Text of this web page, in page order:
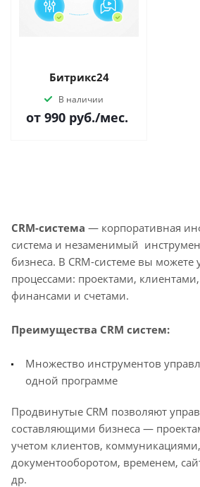
Битрикс24
В наличии
от 990 руб./мес.
CRM-система — корпоративная
система и незаменимый
бизнеса. В CRM-системе вы можете
процессами: проектами,
финансами и счетами.
Преимущества CRM систем:
Множество инструментов
одной программе
Продвинутые CRM позволяют
составляющими бизнеса —
учетом клиентов,
документооборотом, временем,
др.